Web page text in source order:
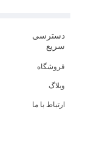
دسترسی
سریع
فروشگاه
وبلاگ
ارتباط با ما